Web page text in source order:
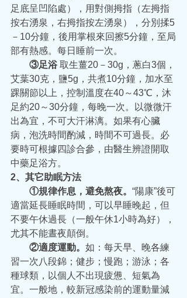
足底呈凹陷處），用對側拇指（左拇指
按右湧泉，右拇指按左湧泉），分別揉5
－10分鐘，後用掌根來回擦5分鐘，至局
部有熱感。每日睡前一次。
③足浴 取生薑20－30g，蔥白3個，
艾葉30克，鹽5g，共煮10分鐘，加水至
踝關節以上，控制溫度在40～43℃，沐
足約20～30分鐘，每晚一次。以微微汗
出為宜，不可大汗淋漓。如果有心臟
病，泡洗時間酌減，時間不可過長。必
要時可根據四診合參，由醫生辨證開取
中藥足浴方。
2、其它助眠方法
①規律作息，避免熬夜。 “陽康”後可
適當延長睡眠時間，可以早睡晚起，但
不要午休過長（一般午休1小時為好），
尤其不能晝夜顛倒。
②適度運動。 如：每天早、晚各練
習一次八段錦；健步；慢跑；游泳；各
種球類，以個人不出現疲憊、短氣為
宜。一般地，較新冠感染前的運動量減